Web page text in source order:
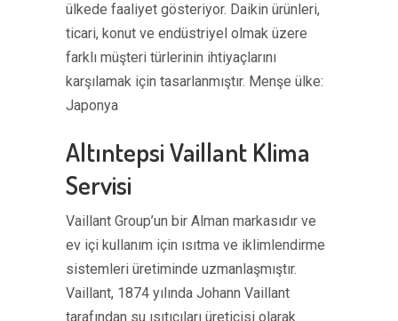
ülkede faaliyet gösteriyor. Daikin ürünleri,
ticari, konut ve endüstriyel olmak üzere
farklı müşteri türlerinin ihtiyaçlarını
karşılamak için tasarlanmıştır. Menşe ülke:
Japonya
Altıntepsi Vaillant Klima
Servisi
Vaillant Group’un bir Alman markasıdır ve
ev içi kullanım için ısıtma ve iklimlendirme
sistemleri üretiminde uzmanlaşmıştır.
Vaillant, 1874 yılında Johann Vaillant
tarafından su ısıtıcıları üreticisi olarak